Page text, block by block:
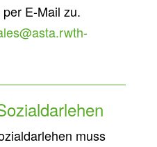
E-Mail zu.
muss